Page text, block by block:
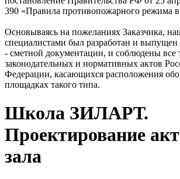
390 «Правила противопожарного режима
Основываясь на пожеланиях Заказчика,
специалистами был разработан и выпущен
- сметной документации, и соблюдены все
законодательных и нормативных актов
Федерации, касающихся расположения
площадках такого типа.
Школа ЗИЛАРТ.
Проектирование
зала